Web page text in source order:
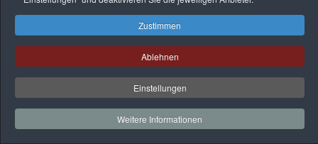
Sachverständiger und Fachgutachter e.V..
Zustimmen
Ablehnen
Einstellungen
Weitere Informationen